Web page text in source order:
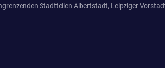
Stadtteilen Albertstadt, Leipziger